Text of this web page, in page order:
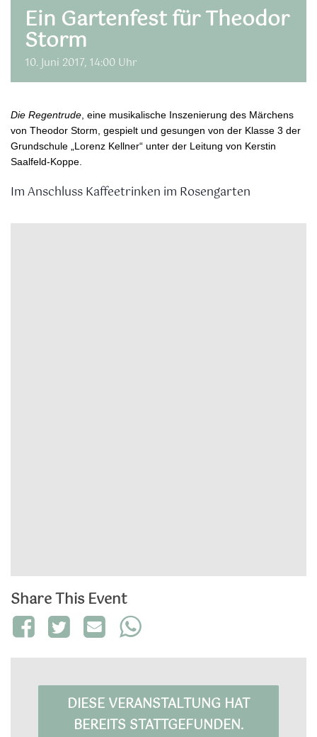
Ein Gartenfest für Theodor
Storm
10. Juni 2017, 14:00 Uhr
Die Regentrude , eine musikalische Inszenierung des Märchens
von Theodor Storm, gespielt und gesungen von der Klasse 3 der
Grundschule „Lorenz Kellner“ unter der Leitung von Kerstin
Saalfeld-Koppe.
Im Anschluss Kaffeetrinken im Rosengarten
Share This Event
DIESE VERANSTALTUNG HAT
BEREITS STATTGEFUNDEN.